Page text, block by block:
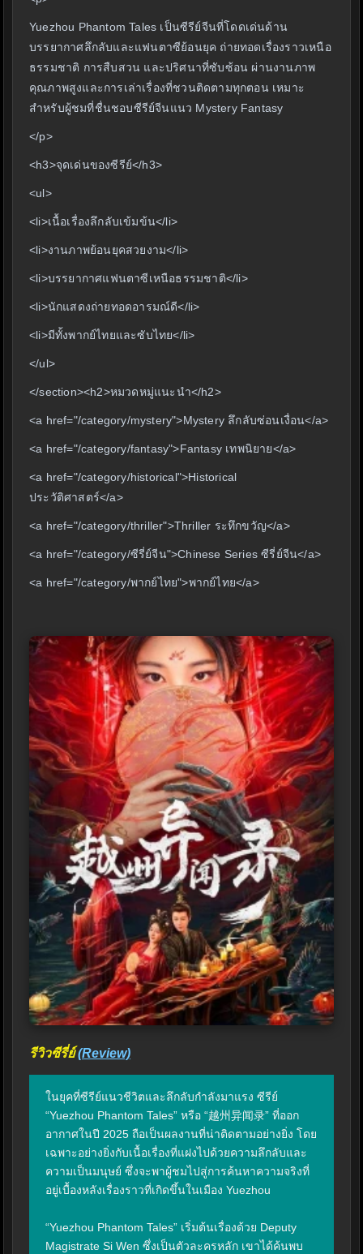
Yuezhou Phantom Tales เป็นซีรีย์จีนที่โดดเด่นด้าน
บรรยากาศลึกลับและแฟนตาซีย้อนยุค ถ่ายทอดเรื่องราวเหนือ
ธรรมชาติ การสืบสวน และปริศนาที่ซับซ้อน ผ่านงานภาพ
คุณภาพสูงและการเล่าเรื่องที่ชวนติดตามทุกตอน เหมาะ
สำหรับผู้ชมที่ชื่นชอบซีรีย์จีนแนว Mystery Fantasy
</p>
<h3>จุดเด่นของซีรีย์</h3>
<ul>
<li>เนื้อเรื่องลึกลับเข้มข้น</li>
<li>งานภาพย้อนยุคสวยงาม</li>
<li>บรรยากาศแฟนตาซีเหนือธรรมชาติ</li>
<li>นักแสดงถ่ายทอดอารมณ์ดี</li>
<li>มีทั้งพากย์ไทยและซับไทย</li>
</ul>
</section><h2>หมวดหมู่แนะนำ</h2>
<a href="/category/mystery">Mystery ลึกลับซ่อนเงื่อน</a>
<a href="/category/fantasy">Fantasy เทพนิยาย</a>
<a href="/category/historical">Historical
ประวัติศาสตร์</a>
<a href="/category/thriller">Thriller ระทึกขวัญ</a>
<a href="/category/ซีรี่ย์จีน">Chinese Series ซีรี่ย์จีน</a>
<a href="/category/พากย์ไทย">พากย์ไทย</a>
รีวิวซีรี่ย์(Review)
ในยุคที่ซีรีย์แนวชีวิตและลึกลับกำลังมาแรง ซีรีย์
“Yuezhou Phantom Tales” หรือ “越州异闻录” ที่ออก
อากาศในปี 2025 ถือเป็นผลงานที่น่าติดตามอย่างยิ่ง โดย
เฉพาะอย่างยิ่งกับเนื้อเรื่องที่แฝงไปด้วยความลึกลับและ
ความเป็นมนุษย์ ซึ่งจะพาผู้ชมไปสู่การค้นหาความจริงที่
อยู่เบื้องหลังเรื่องราวที่เกิดขึ้นในเมือง Yuezhou
“Yuezhou Phantom Tales” เริ่มต้นเรื่องด้วย Deputy
Magistrate Si Wen ซึ่งเป็นตัวละครหลัก เขาได้ค้นพบ